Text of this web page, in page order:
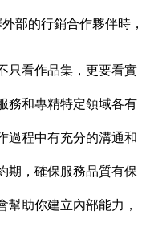
部的行銷合作夥伴時，
只看作品集，更要看實
務和專精特定領域各有
過程中有充分的溝通和
期，確保服務品質有保
幫助你建立內部能力，